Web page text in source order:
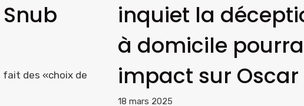
fait des «choix de
inquiet la
à domicile
impact sur Oscar
18 mars 2025